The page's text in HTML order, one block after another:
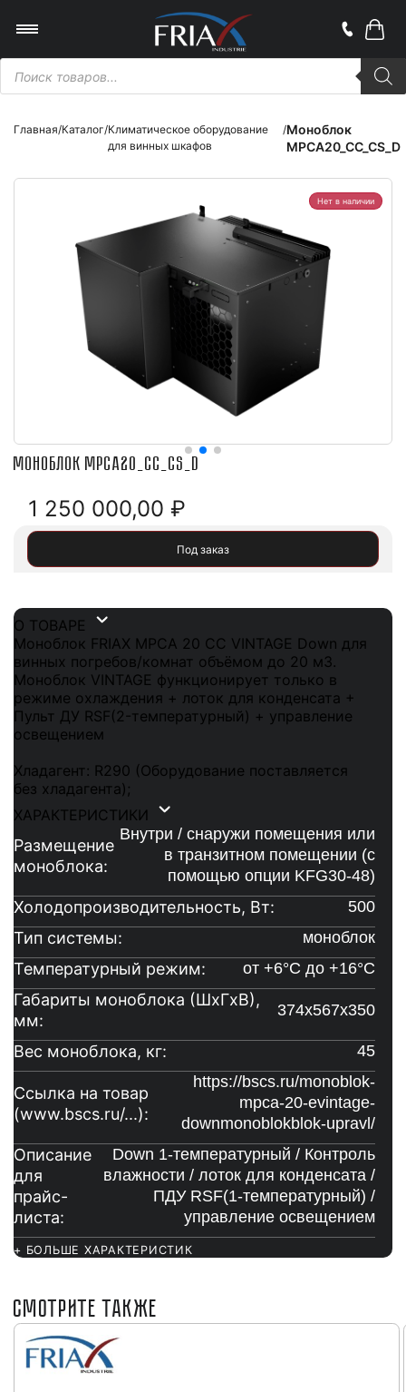
Поиск
товаров
Главная/Каталог/Климатическое оборудование
для винных шкафов
/Моноблок
MPCA20_CC_CS_D
Нет в наличии
Моноблок MPCA20_CC_CS_D
1 250 000,00 ₽
Под заказ
О ТОВАРЕ
Моноблок FRIAX MPCA 20 СС VINTAGE Down для
винных погребов/комнат объёмом до 20 м3.
Моноблок VINTAGE функционирует только в
режиме охлаждения + лоток для конденсата +
Пульт ДУ RSF(2-температурный) + управление
освещением
Хладагент: R290 (Оборудование поставляется
без хладагента);
ХАРАКТЕРИСТИКИ
Размещение
моноблока:
Внутри / снаружи помещения или
в транзитном помещении (с
помощью опции KFG30-48)
Холодопроизводительность, Вт: 500
Тип системы: моноблок
Температурный режим: от +6°C до +16°C
Габариты моноблока (ШxГxВ),
мм:
374х567х350
Вес моноблока, кг: 45
Ссылка на товар
(www.bscs.ru/...):
https://bscs.ru/monoblok-
mpca-20-evintage-
downmonoblokblok-upravl/
Описание
для
прайс-
листа:
Down 1-температурный / Контроль
влажности / лоток для конденсата /
ПДУ RSF(1-температурный) /
управление освещением
+ БОЛЬШЕ ХАРАКТЕРИСТИК
СМОТРИТЕ ТАКЖЕ